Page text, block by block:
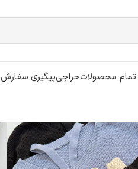
محصولاتحراجیپیگیری سفارش